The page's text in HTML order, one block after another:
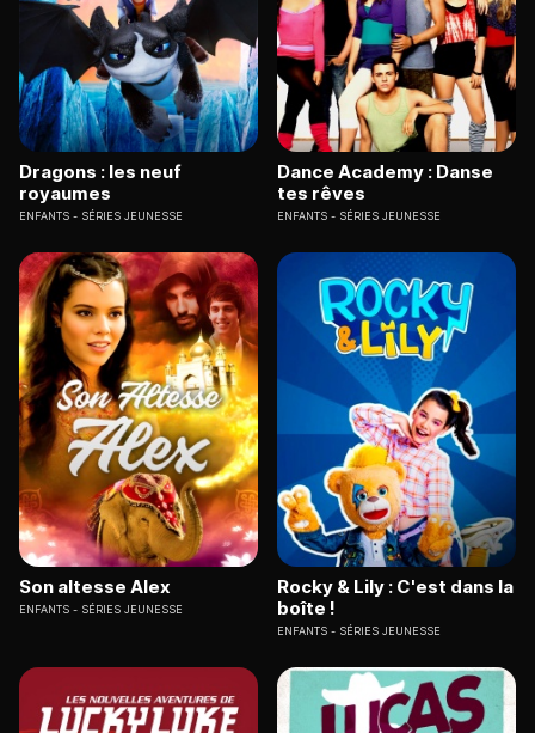
Dragons : les neuf
royaumes
ENFANTS SÉRIES JEUNESSE
Dance Academy : Danse
tes rêves
ENFANTS SÉRIES JEUNESSE
Son altesse Alex
ENFANTS SÉRIES JEUNESSE
Rocky & Lily : C'est dans la
boîte !
ENFANTS SÉRIES JEUNESSE